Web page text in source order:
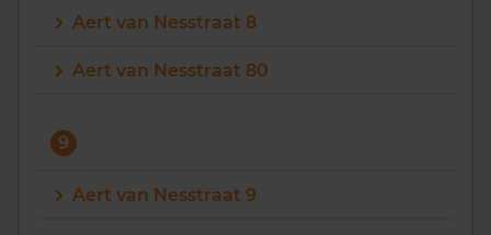
Aert van Nesstraat 8
Aert van Nesstraat 80
9
Aert van Nesstraat 9